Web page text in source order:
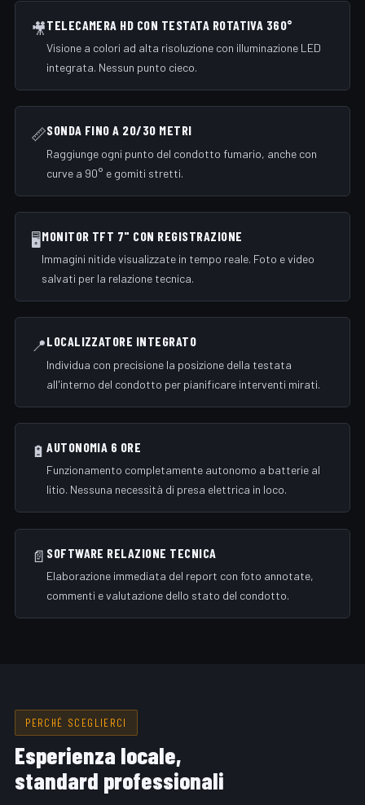
🎥TELECAMERA HD CON TESTATA ROTATIVA 360°
Visione a colori ad alta risoluzione con illuminazione LED
integrata. Nessun punto cieco.
📏SONDA FINO A 20/30 METRI
Raggiunge ogni punto del condotto fumario, anche con
curve a 90° e gomiti stretti.
🖥️MONITOR TFT 7" CON REGISTRAZIONE
Immagini nitide visualizzate in tempo reale. Foto e video
salvati per la relazione tecnica.
📍LOCALIZZATORE INTEGRATO
Individua con precisione la posizione della testata
all'interno del condotto per pianificare interventi mirati.
🔋AUTONOMIA 6 ORE
Funzionamento completamente autonomo a batterie al
litio. Nessuna necessità di presa elettrica in loco.
📄 SOFTWARE RELAZIONE TECNICA
Elaborazione immediata del report con foto annotate,
commenti e valutazione dello stato del condotto.
PERCHÉ SCEGLIERCI
Esperienza locale,
standard professionali